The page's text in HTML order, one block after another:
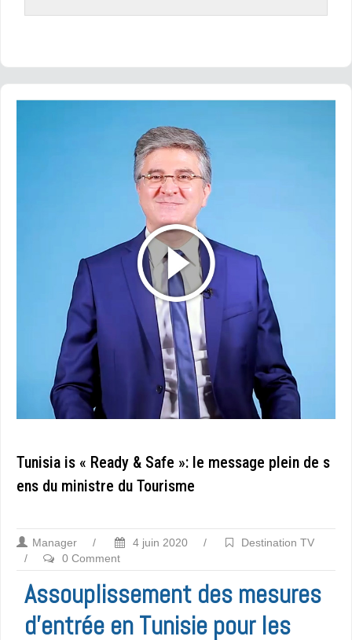
Tunisia is « Ready & Safe »: le message plein de s
ens du ministre du Tourisme
Manager / 4 juin 2020 /
Destination TV
/
0 Comment
Assouplissement des mesures
d’entrée en Tunisie pour les